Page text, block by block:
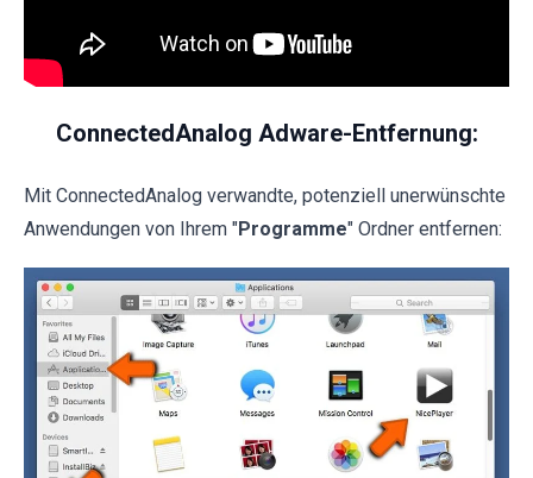
ConnectedAnalog Adware-Entfernung:
Mit ConnectedAnalog verwandte, potenziell unerwünschte
Anwendungen von Ihrem "Programme" Ordner entfernen: